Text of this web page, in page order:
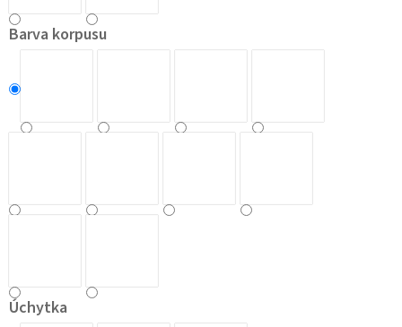
Barva korpusu
Úchytka